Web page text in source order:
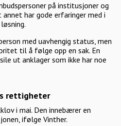
på institusjoner og
har gode erfaringer med i
med uavhengig status, men
til å følge opp en sak. En
ut anklager som ikke har noe
rettigheter
i mai. Den innebærer en
ifølge Vinther.